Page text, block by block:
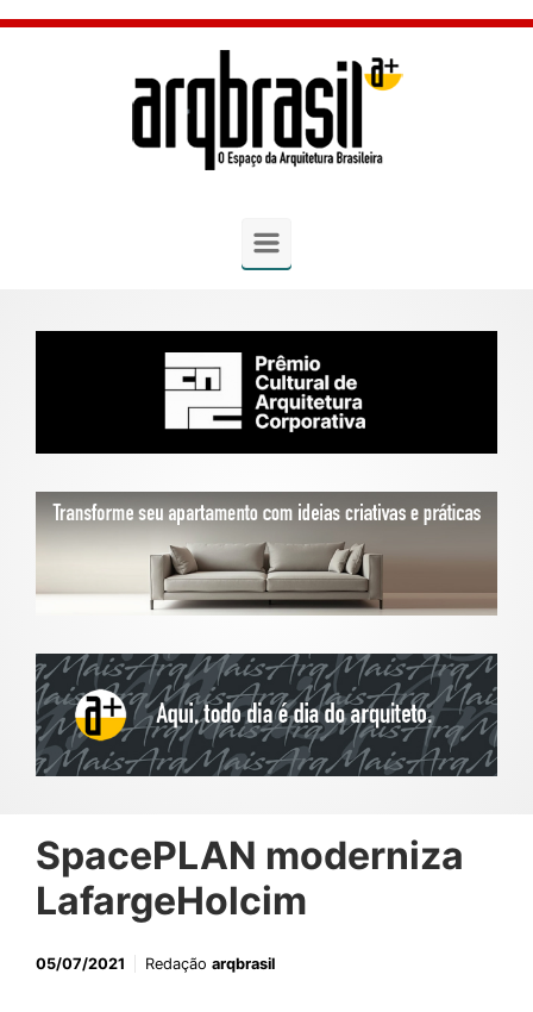
Skip to main content
SpacePLAN moderniza
LafargeHolcim
05/07/2021 Redação arqbrasil